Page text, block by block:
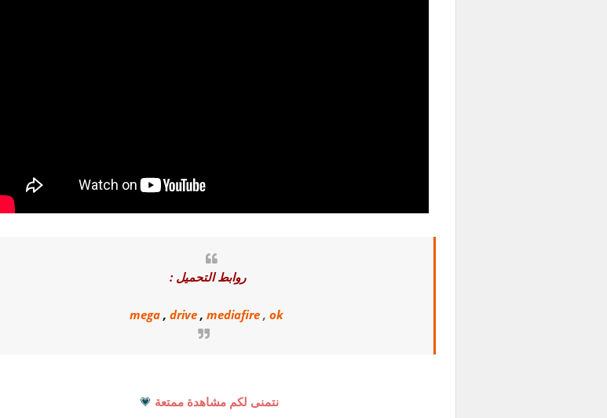
روابط التحميل :
mega , drive , mediafire, ok
نتمنى لكم مشاهدة ممتعة 💗